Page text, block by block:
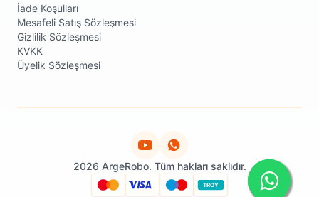
İade Koşulları
Mesafeli Satış Sözleşmesi
Gizlilik Sözleşmesi
KVKK
Üyelik Sözleşmesi
2026 ArgeRobo. Tüm hakları saklıdır.
TROY